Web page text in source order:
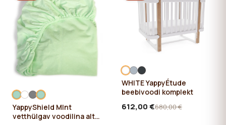
YappyShield MInt
vetthülgav voodilina alt
WHITE YappyÉtude
beebivoodi komplekt
612,00 €680,00 €